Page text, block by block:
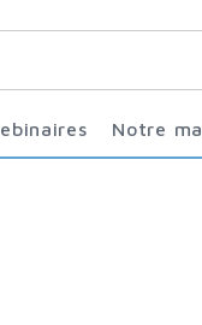
Webinaires Notre